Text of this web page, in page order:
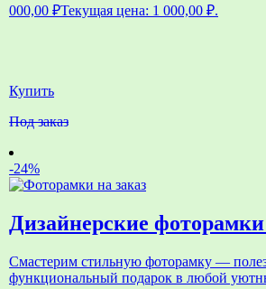
000,00 ₽Текущая цена: 1 000,00 ₽.
Купить
Под заказ
-24%
Дизайнерские фоторамки
Смастерим стильную фоторамку —
функциональный подарок в любой